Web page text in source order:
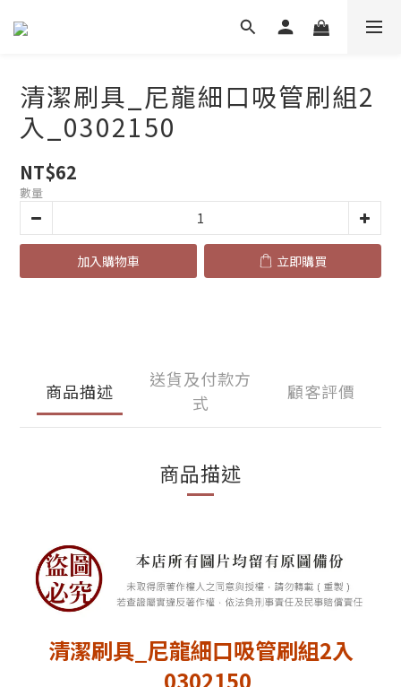
清潔刷具_尼龍細口吸管刷組2
入_0302150
NT$62
數量
加入購物車 立即購買
商品描述
送貨及付款方
式
顧客評價
商品描述
清潔刷具_尼龍細口吸管刷組2入
_0302150